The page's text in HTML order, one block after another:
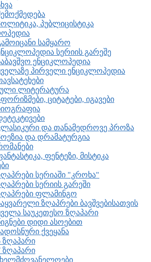
პუბლიცისტიკა
სამყარო
სერიის გარეშე
ენციკლოპედია
პირველი ენციკლოპედია
ლიტერატურა
ციტატები, იგავები
და თანამედროვე პროზა
და დრამატურგია
ფენტეზი, მისტიკა
სერიაში "კროხა"
სერიის გარეში
ფლამინგო
ზღაპრები ბავშვებისათვის
საუკეთესო ზღაპარი
დიდი ასოებით
ქვეყანა
ზღაპარი
ზღაპარი